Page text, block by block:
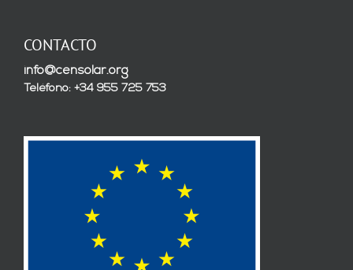
CONTACTO
info@censolar.org
Teléfono: +34 955 725 753